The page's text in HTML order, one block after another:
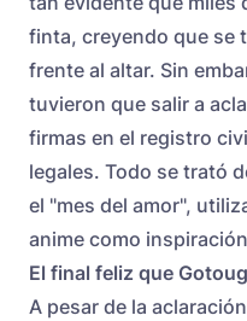
finta, creyendo que se
frente al altar. Sin
tuvieron que salir a
firmas en el registro
legales. Todo se trató
el "mes del amor",
anime como
El final feliz que
A pesar de la